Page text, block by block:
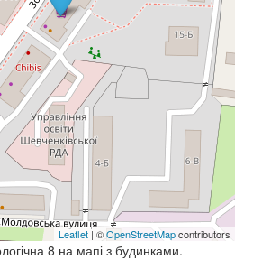
Leaflet| ©OpenStreetMapcontributors
8 на мапі з будинками.